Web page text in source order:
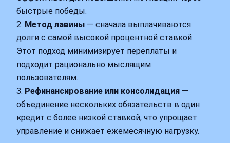
быстрые победы.
2. Метод лавины — сначала выплачиваются
долги с самой высокой процентной ставкой.
Этот подход минимизирует переплаты и
подходит рационально мыслящим
пользователям.
3. Рефинансирование или консолидация —
объединение нескольких обязательств в один
кредит с более низкой ставкой, что упрощает
управление и снижает ежемесячную нагрузку.